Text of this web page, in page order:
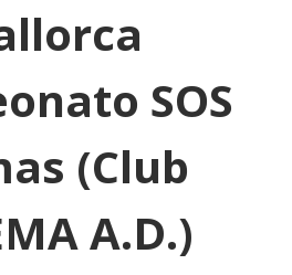
SOS
(Club
A.D.)